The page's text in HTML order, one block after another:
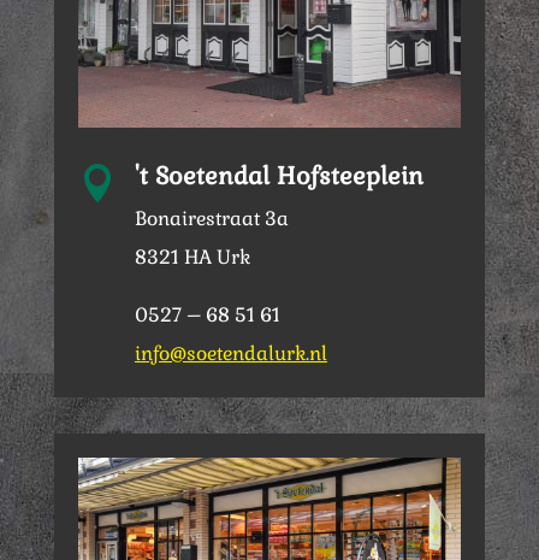
 't Soetendal Hofsteeplein
Bonairestraat 3a
8321 HA Urk
0527 – 68 51 61
info@soetendalurk.nl